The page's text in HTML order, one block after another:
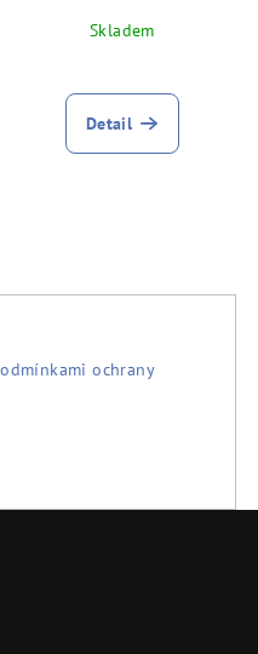
Skladem
Detail
ochrany